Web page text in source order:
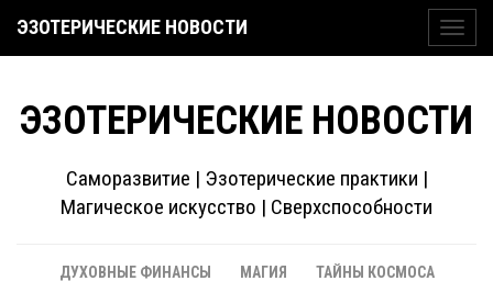
ЭЗОТЕРИЧЕСКИЕ НОВОСТИ
ЭЗОТЕРИЧЕСКИЕ НОВОСТИ
Саморазвитие | Эзотерические практики |
Магическое искусство | Сверхспособности
ДУХОВНЫЕ ФИНАНСЫ МАГИЯ
ТАЙНЫ КОСМОСА